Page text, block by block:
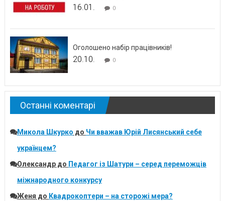
16.01. 0
Оголошено набір працівників!
20.10. 0
Останні коментарі
Микола Шкурко до Чи вважав Юрій Лисянський себе
українцем?
Олександрдо Педагог із Шатури – серед переможців
міжнародного конкурсу
Женя до Квадрокоптери – на сторожі мера?